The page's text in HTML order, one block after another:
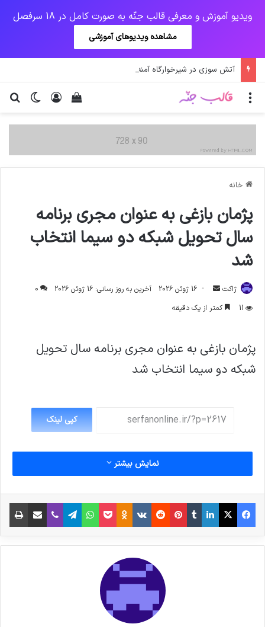
ویدیو آموزش و معرفی قالب جنّه به صورت کامل در 18 سرفصل
مشاهده ویدیوهای آموزشی
آتش سوزی در شیرخوارگاه آمنه
تغییر ورود
دیدن سبد خرید منو
خانه
پژمان بازغی به عنوان مجری برنامه
سال تحویل شبکه دو سیما انتخاب
شد
ژاکت
ارسال
ایمیل
16 ژوئن 2026 آخرین به روز رسانی: 16 ژوئن 2026
0
11
کمتر از یک دقیقه
پژمان بازغی به عنوان مجری برنامه سال تحویل
شبکه دو سیما انتخاب شد
کپی لینک
نمایش بیشتر
فیس بوک X لینکدین
‫تامبلر‫پین‌ترست
‫رددیت‫VKontakte
‫Odnoklassniki
پاکتواتس آپ تلگراموایبر اشتراک گذاری از طریق ایمیل